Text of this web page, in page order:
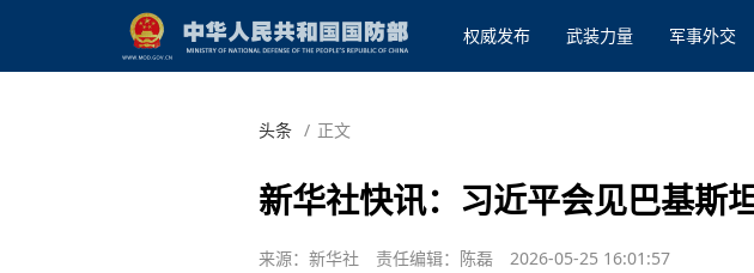
权威发布 武装力量 军事外交
头条 / 正文
新华社快讯：习近平会见巴基斯
来源：新华社 责任编辑：陈磊 2026-05-25 16:01:57